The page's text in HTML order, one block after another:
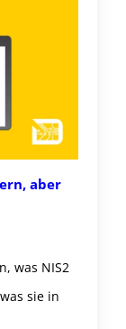
aber
was NIS2
sie in